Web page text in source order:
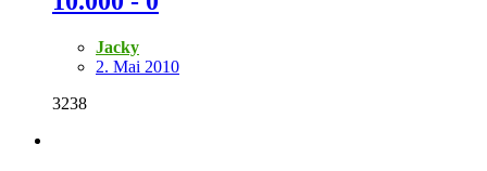
Jacky
2. Mai 2010
3238